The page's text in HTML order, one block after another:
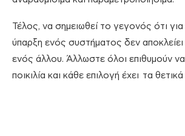
Τέλος, να σημειωθεί το γεγονός ότι
ύπαρξη ενός συστήματος δεν
ενός άλλου. Άλλωστε όλοι επιθυμούν
ποικιλία και κάθε επιλογή έχει τα